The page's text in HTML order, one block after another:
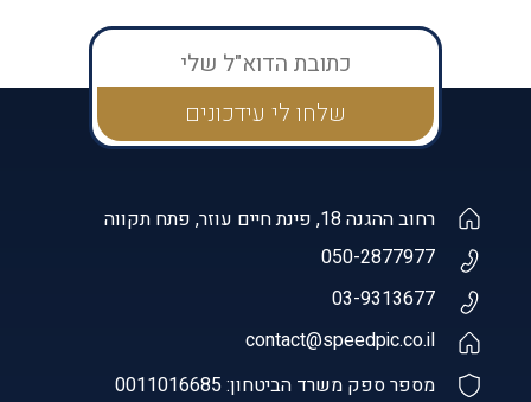
רחוב ההגנה 18, פינת חיים עוזר, פתח תקווה
050-2877977
03-9313677
contact@speedpic.co.il
מספר ספק משרד הביטחון: 0011016685